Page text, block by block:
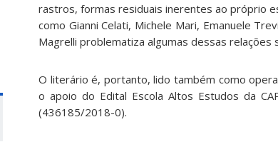
rastros, formas residuais inerentes ao próprio
como Gianni Celati, Michele Mari, Emanuele
Magrelli problematiza algumas dessas relações
O literário é, portanto, lido também como
o apoio do Edital Escola Altos Estudos da
(436185/2018-0).